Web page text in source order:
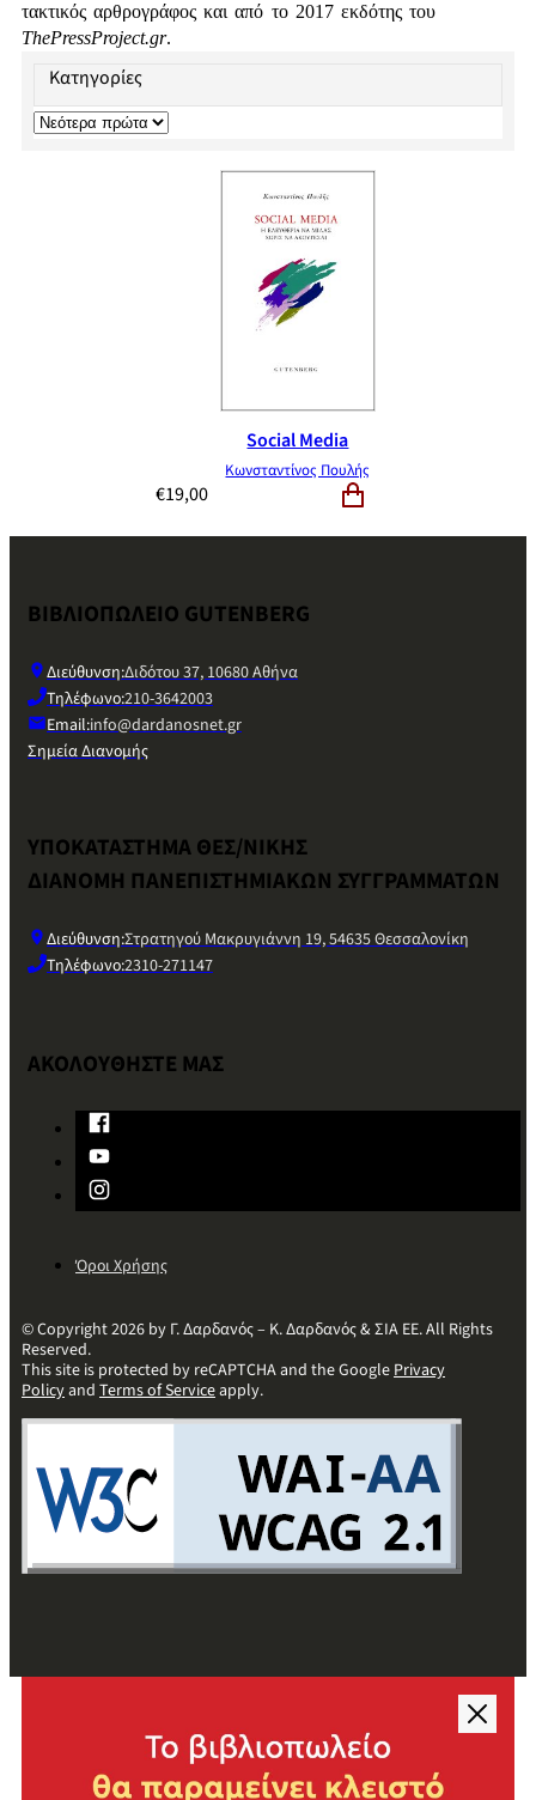
τακτικός αρθρογράφος και από το 2017 εκδότης του
ThePressProject.gr.
Κατηγορίες
Social Media
Κωνσταντίνος Πουλής
€19,00
ΒΙΒΛΙΟΠΩΛΕΙΟ GUTENBERG
Διεύθυνση:Διδότου 37, 10680 Αθήνα
Τηλέφωνο:210-3642003
Email:info@dardanosnet.gr
Σημεία Διανομής
ΥΠΟΚΑΤΑΣΤΗΜΑ ΘΕΣ/ΝΙΚΗΣ
ΔΙΑΝΟΜΗ ΠΑΝΕΠΙΣΤΗΜΙΑΚΩΝ ΣΥΓΓΡΑΜΜΑΤΩΝ
Διεύθυνση:Στρατηγού Μακρυγιάννη 19, 54635 Θεσσαλονίκη
Τηλέφωνο:2310-271147
ΑΚΟΛΟΥΘΗΣΤΕ ΜΑΣ
Όροι Χρήσης
© Copyright 2026 by Γ. Δαρδανός – Κ. Δαρδανός & ΣΙΑ ΕΕ. All Rights
Reserved.
This site is protected by reCAPTCHA and the GooglePrivacy
Policyand Terms of Serviceapply.